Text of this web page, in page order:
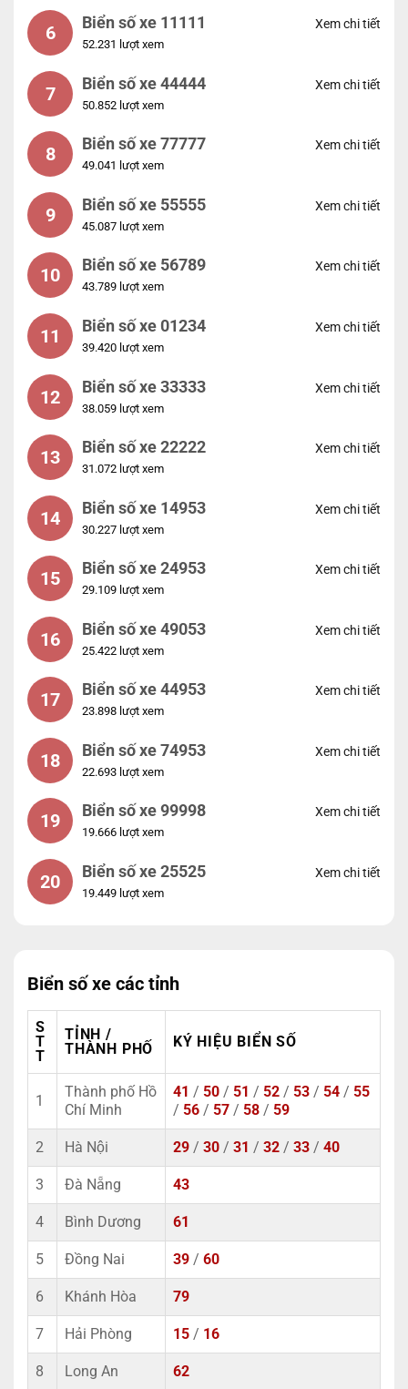
6 Biển số xe 11111
52.231 lượt xem
Xem chi tiết
7 Biển số xe 44444
50.852 lượt xem
Xem chi tiết
8 Biển số xe 77777
49.041 lượt xem
Xem chi tiết
9 Biển số xe 55555
45.087 lượt xem
Xem chi tiết
10 Biển số xe 56789
43.789 lượt xem
Xem chi tiết
11 Biển số xe 01234
39.420 lượt xem
Xem chi tiết
12 Biển số xe 33333
38.059 lượt xem
Xem chi tiết
13 Biển số xe 22222
31.072 lượt xem
Xem chi tiết
14 Biển số xe 14953
30.227 lượt xem
Xem chi tiết
15 Biển số xe 24953
29.109 lượt xem
Xem chi tiết
16 Biển số xe 49053
25.422 lượt xem
Xem chi tiết
17 Biển số xe 44953
23.898 lượt xem
Xem chi tiết
18 Biển số xe 74953
22.693 lượt xem
Xem chi tiết
19 Biển số xe 99998
19.666 lượt xem
Xem chi tiết
20 Biển số xe 25525
19.449 lượt xem
Xem chi tiết
Biển số xe các tỉnh
S
T
T
TỈNH /
THÀNH PHỐ
KÝ HIỆU BIỂN SỐ
1
Thành phố Hồ
Chí Minh
41 / 50 / 51 / 52 / 53 / 54 / 55
/ 56 / 57 / 58 / 59
2 Hà Nội 29 / 30 / 31 / 32 / 33 / 40
3 Đà Nẵng 43
4 Bình Dương 61
5 Đồng Nai 39 / 60
6 Khánh Hòa 79
7 Hải Phòng 15 / 16
8 Long An 62